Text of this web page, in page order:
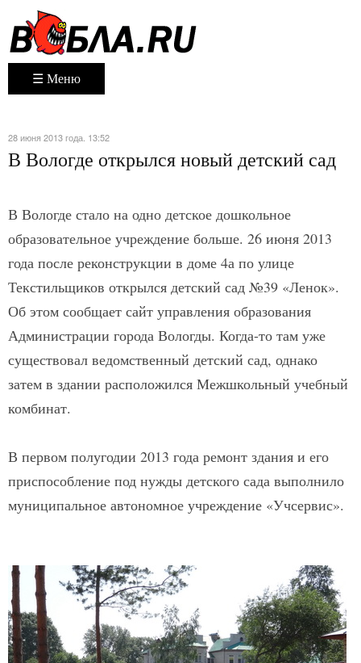
☰ Меню
28 июня 2013 года. 13:52
В Вологде открылся новый детский сад
В Вологде стало на одно детское дошкольное
образовательное учреждение больше. 26 июня 2013
года после реконструкции в доме 4а по улице
Текстильщиков открылся детский сад №39 «Ленок».
Об этом сообщает сайт управления образования
Администрации города Вологды. Когда-то там уже
существовал ведомственный детский сад, однако
затем в здании расположился Межшкольный учебный
комбинат.
В первом полугодии 2013 года ремонт здания и его
приспособление под нужды детского сада выполнило
муниципальное автономное учреждение «Учсервис».